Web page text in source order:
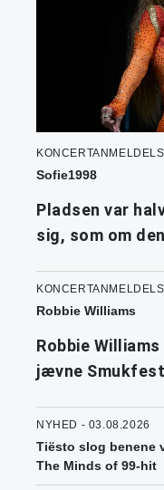
Sofie1998
Pladsen var
sig, som om
Robbie Williams
Robbie
jævne
NYHED - 03.08.2026
Tiësto slog benene
The Minds of 99-hit